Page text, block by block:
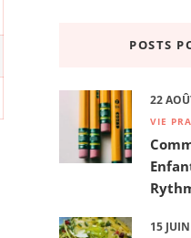
POSTS
VIE
22
15